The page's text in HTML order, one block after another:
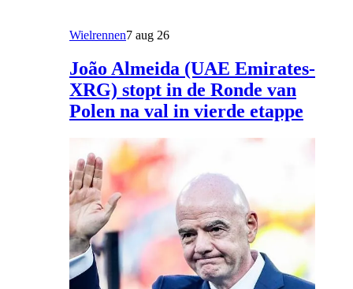
Wielrennen7 aug 26
João Almeida (UAE Emirates-
XRG) stopt in de Ronde van
Polen na val in vierde etappe